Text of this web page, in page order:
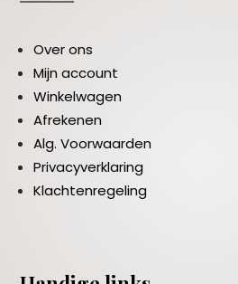
Over ons
Mijn account
Winkelwagen
Afrekenen
Alg. Voorwaarden
Privacyverklaring
Klachtenregeling